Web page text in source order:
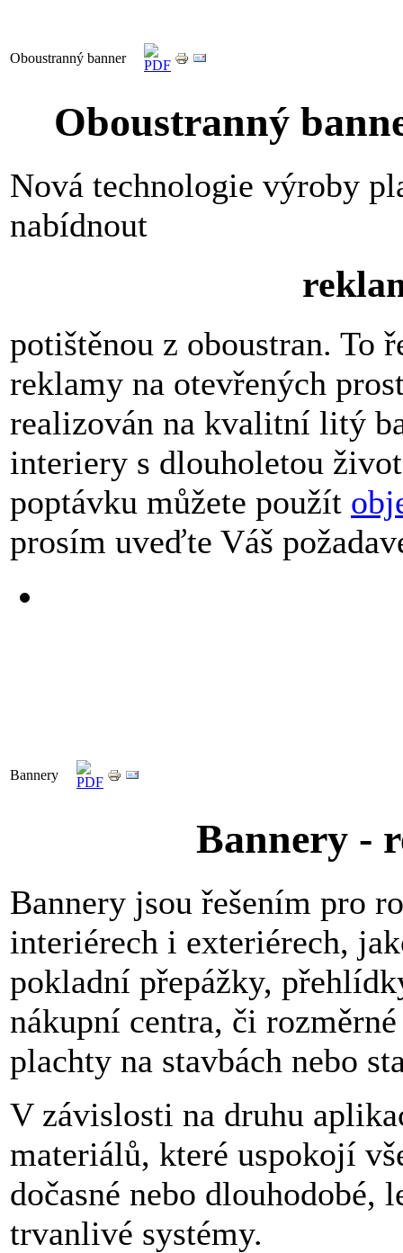
Oboustranný banner
Oboustranný
Nová technologie výroby
nabídnout
potištěnou z oboustran. To
reklamy na otevřených
realizován na kvalitní litý
interiery s dlouholetou
poptávku můžete použít
prosím uveďte Váš
Bannery
Bannery -
Bannery jsou řešením pro
interiérech i exteriérech,
pokladní přepážky,
nákupní centra, či
plachty na stavbách nebo
V závislosti na druhu
materiálů, které uspokojí
dočasné nebo dlouhodobé,
trvanlivé systémy.